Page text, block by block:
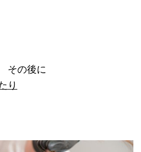
その後に
り